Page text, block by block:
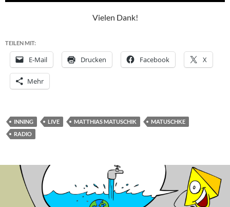
Vielen Dank!
TEILEN MIT:
E-Mail Drucken Facebook X
Mehr
INNING LIVE MATTHIAS MATUSCHIK
MATUSCHKE
RADIO